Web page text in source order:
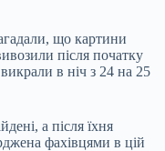
що картини
після початку
в ніч з 24 на 25
а після їхня
фахівцями в цій